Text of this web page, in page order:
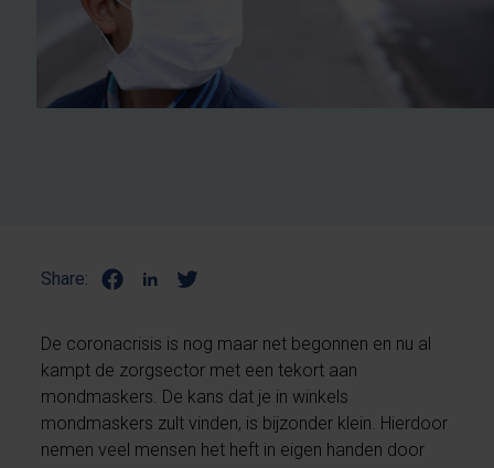
Share:
De coronacrisis is nog maar net begonnen en nu al
kampt de zorgsector met een tekort aan
mondmaskers. De kans dat je in winkels
mondmaskers zult vinden, is bijzonder klein. Hierdoor
nemen veel mensen het heft in eigen handen door